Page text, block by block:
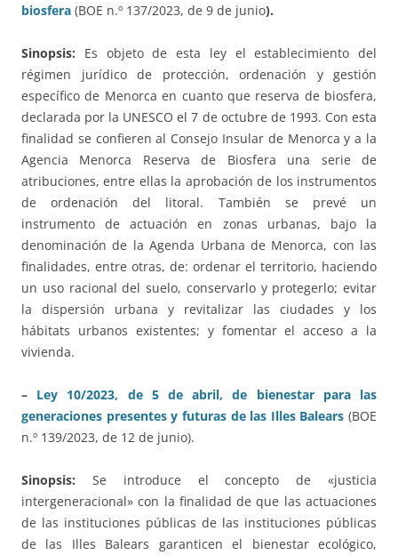
biosfera (BOE n.º 137/2023, de 9 de junio).
Sinopsis: Es objeto de esta ley el establecimiento del
régimen jurídico de protección, ordenación y gestión
específico de Menorca en cuanto que reserva de biosfera,
declarada por la UNESCO el 7 de octubre de 1993. Con esta
finalidad se confieren al Consejo Insular de Menorca y a la
Agencia Menorca Reserva de Biosfera una serie de
atribuciones, entre ellas la aprobación de los instrumentos
de ordenación del litoral. También se prevé un
instrumento de actuación en zonas urbanas, bajo la
denominación de la Agenda Urbana de Menorca, con las
finalidades, entre otras, de: ordenar el territorio, haciendo
un uso racional del suelo, conservarlo y protegerlo; evitar
la dispersión urbana y revitalizar las ciudades y los
hábitats urbanos existentes; y fomentar el acceso a la
vivienda.
– Ley 10/2023, de 5 de abril, de bienestar para las
generaciones presentes y futuras de las Illes Balears (BOE
n.º 139/2023, de 12 de junio).
Sinopsis: Se introduce el concepto de «justicia
intergeneracional» con la finalidad de que las actuaciones
de las instituciones públicas de las instituciones públicas
de las Illes Balears garanticen el bienestar ecológico,